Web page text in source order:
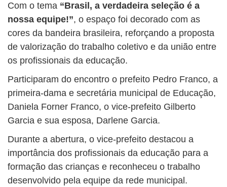
Com o tema “Brasil, a verdadeira seleção é a
nossa equipe!”, o espaço foi decorado com as
cores da bandeira brasileira, reforçando a proposta
de valorização do trabalho coletivo e da união entre
os profissionais da educação.
Participaram do encontro o prefeito Pedro Franco, a
primeira-dama e secretária municipal de Educação,
Daniela Forner Franco, o vice-prefeito Gilberto
Garcia e sua esposa, Darlene Garcia.
Durante a abertura, o vice-prefeito destacou a
importância dos profissionais da educação para a
formação das crianças e reconheceu o trabalho
desenvolvido pela equipe da rede municipal.